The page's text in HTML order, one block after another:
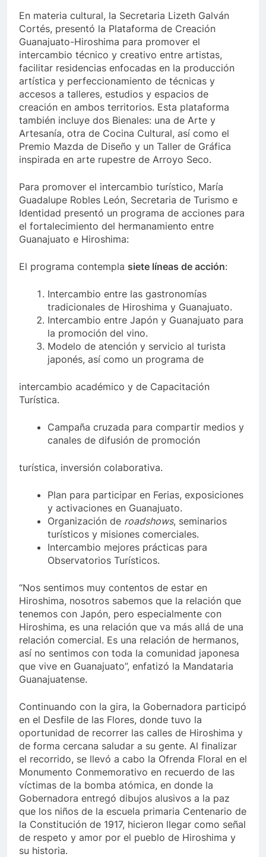
En materia cultural, la Secretaria Lizeth Galván
Cortés, presentó la Plataforma de Creación
Guanajuato-Hiroshima para promover el
intercambio técnico y creativo entre artistas,
facilitar residencias enfocadas en la producción
artística y perfeccionamiento de técnicas y
accesos a talleres, estudios y espacios de
creación en ambos territorios. Esta plataforma
también incluye dos Bienales: una de Arte y
Artesanía, otra de Cocina Cultural, así como el
Premio Mazda de Diseño y un Taller de Gráfica
inspirada en arte rupestre de Arroyo Seco.
Para promover el intercambio turístico, María
Guadalupe Robles León, Secretaria de Turismo e
Identidad presentó un programa de acciones para
el fortalecimiento del hermanamiento entre
Guanajuato e Hiroshima:
El programa contempla siete líneas de acción:
Intercambio entre las gastronomías
tradicionales de Hiroshima y Guanajuato.
Intercambio entre Japón y Guanajuato para
la promoción del vino.
Modelo de atención y servicio al turista
japonés, así como un programa de
intercambio académico y de Capacitación
Turística.
Campaña cruzada para compartir medios y
canales de difusión de promoción
turística, inversión colaborativa.
Plan para participar en Ferias, exposiciones
y activaciones en Guanajuato.
Organización de roadshows, seminarios
turísticos y misiones comerciales.
Intercambio mejores prácticas para
Observatorios Turísticos.
“Nos sentimos muy contentos de estar en
Hiroshima, nosotros sabemos que la relación que
tenemos con Japón, pero especialmente con
Hiroshima, es una relación que va más allá de una
relación comercial. Es una relación de hermanos,
así no sentimos con toda la comunidad japonesa
que vive en Guanajuato”, enfatizó la Mandataria
Guanajuatense.
Continuando con la gira, la Gobernadora participó
en el Desfile de las Flores, donde tuvo la
oportunidad de recorrer las calles de Hiroshima y
de forma cercana saludar a su gente. Al finalizar
el recorrido, se llevó a cabo la Ofrenda Floral en el
Monumento Conmemorativo en recuerdo de las
víctimas de la bomba atómica, en donde la
Gobernadora entregó dibujos alusivos a la paz
que los niños de la escuela primaria Centenario de
la Constitución de 1917, hicieron llegar como señal
de respeto y amor por el pueblo de Hiroshima y
su historia.